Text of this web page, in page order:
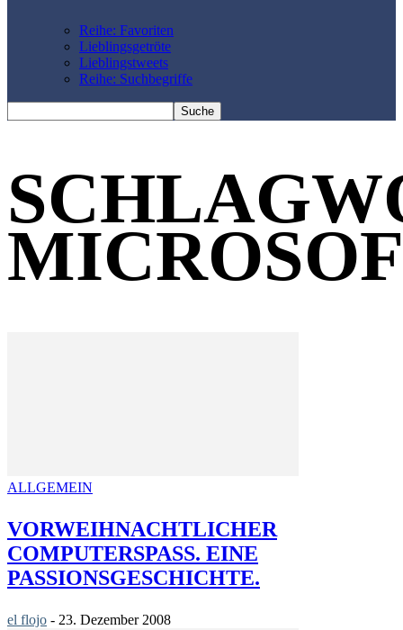
Reihe: Favoriten
Lieblingsgetröte
Lieblingstweets
Reihe: Suchbegriffe
ALLGEMEIN
VORWEIHNACHTLICHER
COMPUTERSPASS. EINE P
ASSIONSGESCHICHTE.
el flojo - 23. Dezember 2008